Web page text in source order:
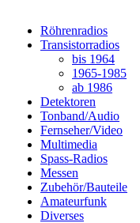
Röhrenradios
Transistorradios
bis 1964
1965-1985
ab 1986
Detektoren
Tonband/Audio
Fernseher/Video
Multimedia
Spass-Radios
Messen
Zubehör/Bauteile
Amateurfunk
Diverses